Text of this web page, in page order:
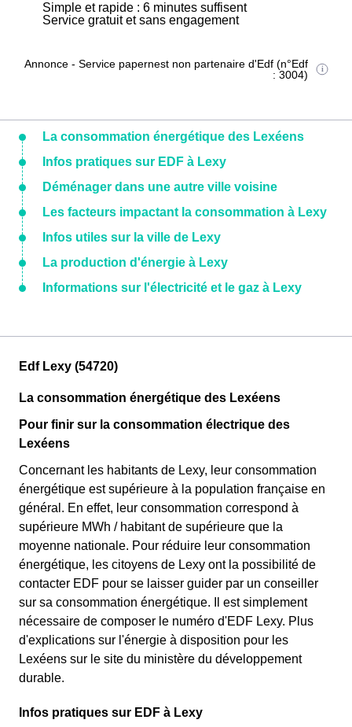
Simple et rapide : 6 minutes suffisent
Service gratuit et sans engagement
Annonce - Service papernest non partenaire d'Edf (n°Edf
: 3004)
La consommation énergétique des Lexéens
Infos pratiques sur EDF à Lexy
Déménager dans une autre ville voisine
Les facteurs impactant la consommation à Lexy
Infos utiles sur la ville de Lexy
La production d'énergie à Lexy
Informations sur l'électricité et le gaz à Lexy
Edf Lexy (54720)
La consommation énergétique des Lexéens
Pour finir sur la consommation électrique des
Lexéens
Concernant les habitants de Lexy, leur consommation
énergétique est supérieure à la population française en
général. En effet, leur consommation correspond à
supérieure MWh / habitant de supérieure que la
moyenne nationale. Pour réduire leur consommation
énergétique, les citoyens de Lexy ont la possibilité de
contacter EDF pour se laisser guider par un conseiller
sur sa consommation énergétique. Il est simplement
nécessaire de composer le numéro d'EDF Lexy. Plus
d'explications sur l'énergie à disposition pour les
Lexéens sur le site du ministère du développement
durable.
Infos pratiques sur EDF à Lexy